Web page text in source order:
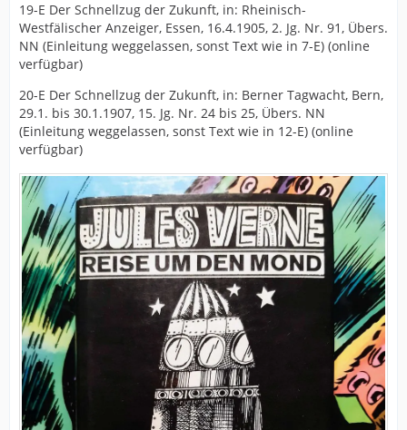
19-E Der Schnellzug der Zukunft, in: Rheinisch-
Westfälischer Anzeiger, Essen, 16.4.1905, 2. Jg. Nr. 91, Übers.
NN (Einleitung weggelassen, sonst Text wie in 7-E) (online
verfügbar)
20-E Der Schnellzug der Zukunft, in: Berner Tagwacht, Bern,
29.1. bis 30.1.1907, 15. Jg. Nr. 24 bis 25, Übers. NN
(Einleitung weggelassen, sonst Text wie in 12-E) (online
verfügbar)